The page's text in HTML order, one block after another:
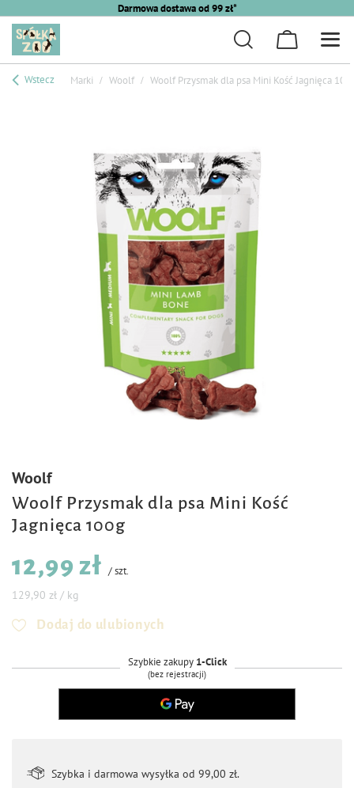
Darmowa dostawa od 99 zł*
Wstecz Marki Woolf Woolf Przysmak dla psa Mini Kość Jagnięca
Woolf
Woolf Przysmak dla psa Mini Kość
Jagnięca 100g
12,99 zł /szt.
129,90 zł / kg
Dodaj do ulubionych
Szybkie zakupy 1-Click
(bez rejestracji)
Szybka i darmowa wysyłka od 99,00 zł.